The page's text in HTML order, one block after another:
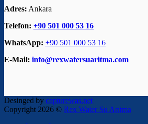
Adres: Ankara
Telefon: +90 501 000 53 16
WhatsApp: +90 501 000 53 16
E-Mail: info@rexwatersuaritma.com
Desinged by capturewas.net
Copyright 2026 © Rex Water Su Arıtma